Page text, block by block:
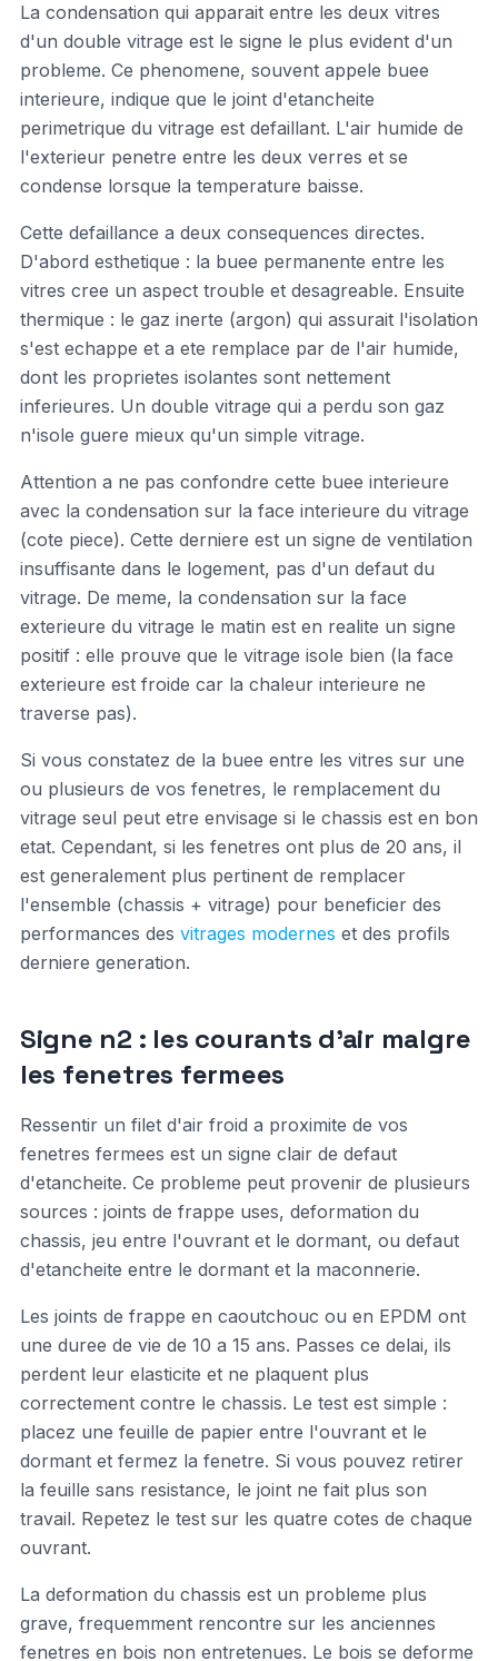
La condensation qui apparait entre les deux vitres
d'un double vitrage est le signe le plus evident d'un
probleme. Ce phenomene, souvent appele buee
interieure, indique que le joint d'etancheite
perimetrique du vitrage est defaillant. L'air humide de
l'exterieur penetre entre les deux verres et se
condense lorsque la temperature baisse.
Cette defaillance a deux consequences directes.
D'abord esthetique : la buee permanente entre les
vitres cree un aspect trouble et desagreable. Ensuite
thermique : le gaz inerte (argon) qui assurait l'isolation
s'est echappe et a ete remplace par de l'air humide,
dont les proprietes isolantes sont nettement
inferieures. Un double vitrage qui a perdu son gaz
n'isole guere mieux qu'un simple vitrage.
Attention a ne pas confondre cette buee interieure
avec la condensation sur la face interieure du vitrage
(cote piece). Cette derniere est un signe de ventilation
insuffisante dans le logement, pas d'un defaut du
vitrage. De meme, la condensation sur la face
exterieure du vitrage le matin est en realite un signe
positif : elle prouve que le vitrage isole bien (la face
exterieure est froide car la chaleur interieure ne
traverse pas).
Si vous constatez de la buee entre les vitres sur une
ou plusieurs de vos fenetres, le remplacement du
vitrage seul peut etre envisage si le chassis est en bon
etat. Cependant, si les fenetres ont plus de 20 ans, il
est generalement plus pertinent de remplacer
l'ensemble (chassis + vitrage) pour beneficier des
performances des vitrages modernes et des profils
derniere generation.
Signe n2 : les courants d'air malgre
les fenetres fermees
Ressentir un filet d'air froid a proximite de vos
fenetres fermees est un signe clair de defaut
d'etancheite. Ce probleme peut provenir de plusieurs
sources : joints de frappe uses, deformation du
chassis, jeu entre l'ouvrant et le dormant, ou defaut
d'etancheite entre le dormant et la maconnerie.
Les joints de frappe en caoutchouc ou en EPDM ont
une duree de vie de 10 a 15 ans. Passes ce delai, ils
perdent leur elasticite et ne plaquent plus
correctement contre le chassis. Le test est simple :
placez une feuille de papier entre l'ouvrant et le
dormant et fermez la fenetre. Si vous pouvez retirer
la feuille sans resistance, le joint ne fait plus son
travail. Repetez le test sur les quatre cotes de chaque
ouvrant.
La deformation du chassis est un probleme plus
grave, frequemment rencontre sur les anciennes
fenetres en bois non entretenues. Le bois se deforme